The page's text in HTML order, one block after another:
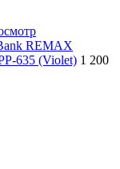
REMAX
635 (Violet) 1 200